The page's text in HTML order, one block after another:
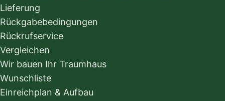
Lieferung
Rückgabebedingungen
Rückrufservice
Vergleichen
Wir bauen Ihr Traumhaus
Wunschliste
Einreichplan & Aufbau